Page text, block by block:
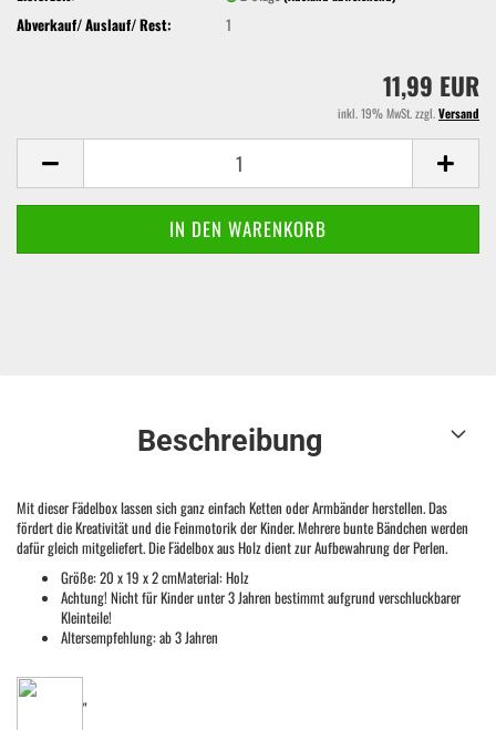
Abverkauf/ Auslauf/ Rest: 1
11,99 EUR
inkl. 19% MwSt. zzgl.Versand
Beschreibung
Mit dieser Fädelbox lassen sich ganz einfach Ketten oder Armbänder herstellen. Das
fördert die Kreativität und die Feinmotorik der Kinder. Mehrere bunte Bändchen werden
dafür gleich mitgeliefert. Die Fädelbox aus Holz dient zur Aufbewahrung der Perlen.
Größe: 20 x 19 x 2 cmMaterial: Holz
Achtung! Nicht für Kinder unter 3 Jahren bestimmt aufgrund verschluckbarer
Kleinteile!
Altersempfehlung: ab 3 Jahren
"